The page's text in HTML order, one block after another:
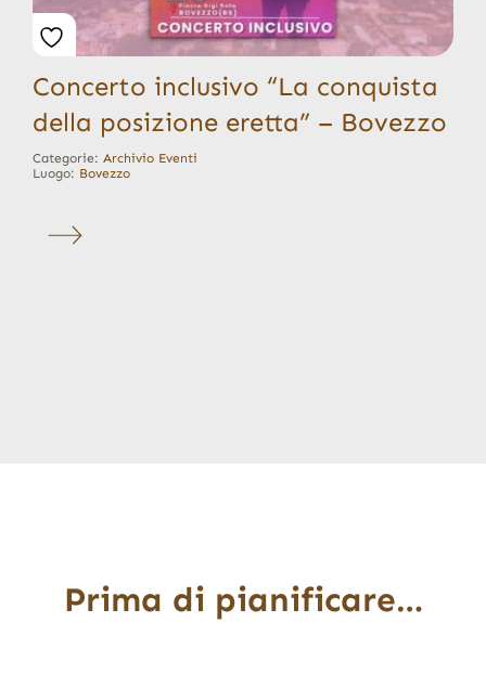
Concerto inclusivo “La conquista
della posizione eretta” – Bovezzo
Categorie: Archivio Eventi
Luogo: Bovezzo
Prima di pianificare…